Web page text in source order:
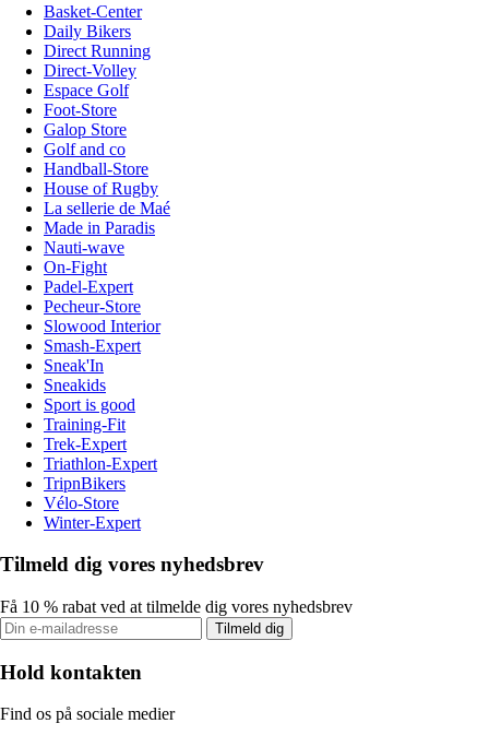
Basket-Center
Daily Bikers
Direct Running
Direct-Volley
Espace Golf
Foot-Store
Galop Store
Golf and co
Handball-Store
House of Rugby
La sellerie de Maé
Made in Paradis
Nauti-wave
On-Fight
Padel-Expert
Pecheur-Store
Slowood Interior
Smash-Expert
Sneak'In
Sneakids
Sport is good
Training-Fit
Trek-Expert
Triathlon-Expert
TripnBikers
Vélo-Store
Winter-Expert
Tilmeld dig vores nyhedsbrev
Få 10 % rabat ved at tilmelde dig vores nyhedsbrev
Tilmeld dig
Hold kontakten
Find os på sociale medier